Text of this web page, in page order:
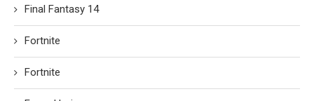
Final Fantasy 14
Fortnite
Fortnite